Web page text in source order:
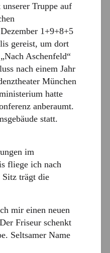
Truppe auf
1+9+8+5
gereist, um dort
Aschenfeld“
nach einem Jahr
München
hatte
anberaumt.
statt.
im
fliege ich nach
trägt die
mir einen neuen
Friseur schenkt
Seltsamer Name